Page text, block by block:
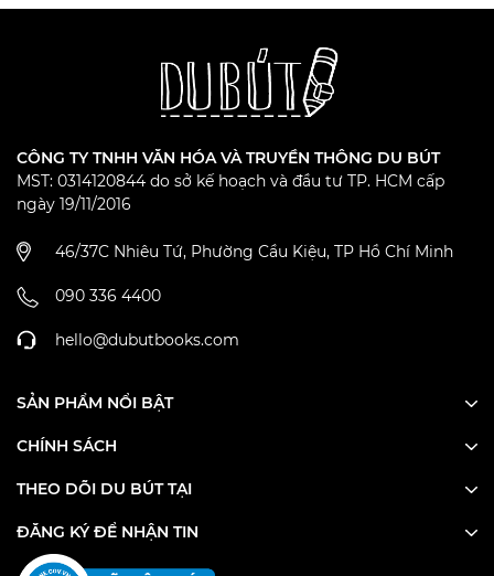
CÔNG TY TNHH VĂN HÓA VÀ TRUYỀN THÔNG DU BÚT
MST: 0314120844 do sở kế hoạch và đầu tư TP. HCM cấp
ngày 19/11/2016
46/37C Nhiêu Tứ, Phường Cầu Kiệu, TP Hồ Chí Minh
090 336 4400
hello@dubutbooks.com
SẢN PHẨM NỔI BẬT
CHÍNH SÁCH
THEO DÕI DU BÚT TẠI
ĐĂNG KÝ ĐỂ NHẬN TIN